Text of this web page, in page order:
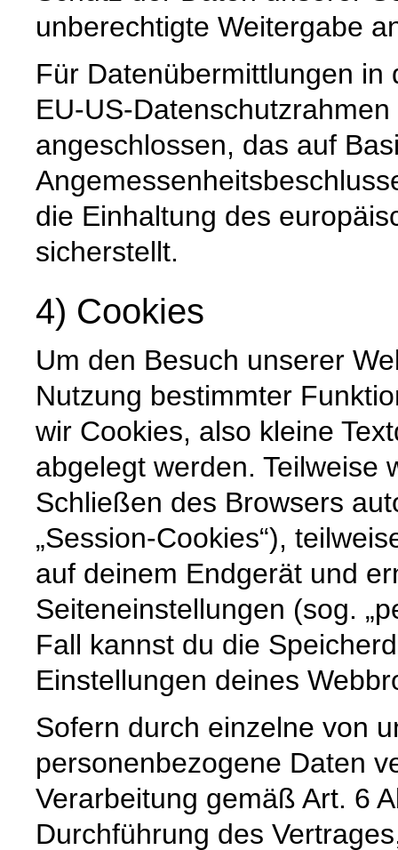
unberechtigte Weitergabe
Für Datenübermittlungen in
EU-US-
angeschlossen, das auf
die Einhaltung des
sicherstellt.
4) Cookies
Um den Besuch unserer
Nutzung bestimmter
wir Cookies, also kleine
abgelegt werden. Teilweise
Schließen des Browsers
„Session-Cookies“),
auf deinem Endgerät und
Seiteneinstellungen (sog.
Fall kannst du die
Einstellungen deines
Sofern durch einzelne von
personenbezogene Daten
Verarbeitung gemäß Art. 6
Durchführung des